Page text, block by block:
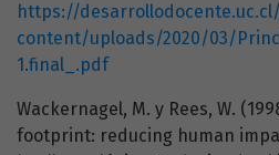
https://
content/uploads/2020/03/
1.final_.pdf
Wackernagel, M. y Rees, W.
footprint: reducing human